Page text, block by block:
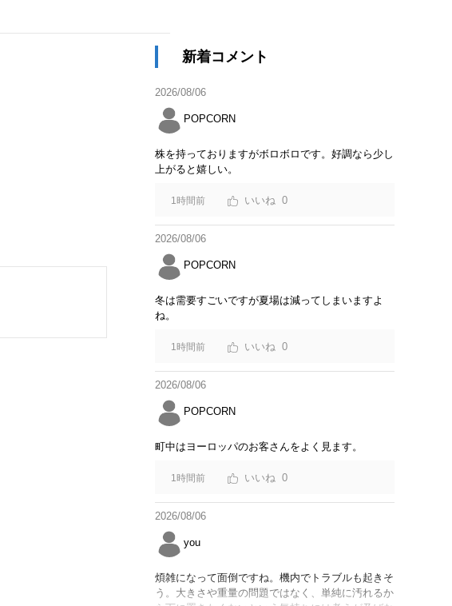
新着コメント
2026/08/06
POPCORN
株を持っておりますがボロボロです。好調なら少し
上がると嬉しい。
1時間前 0
2026/08/06
POPCORN
冬は需要すごいですが夏場は減ってしまいますよ
ね。
1時間前 0
2026/08/06
POPCORN
町中はヨーロッパのお客さんをよく見ます。
1時間前 0
2026/08/06
you
煩雑になって面倒ですね。機内でトラブルも起きそ
う。大きさや重量の問題ではなく、単純に汚れるか